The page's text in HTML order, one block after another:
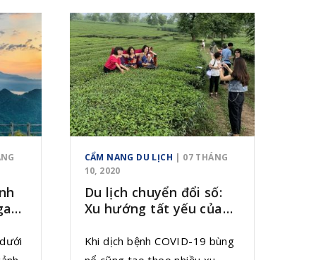
phải
CẨM NANG DU LỊCH | 07 THÁNG
10, 2020
Du lịch chuyển đổi số:
Xu hướng tất yếu của
Khi dịch bệnh COVID-19 bùng